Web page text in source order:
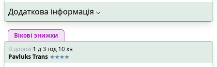
Додаткова інформація
Вікові знижки
В дорозі:1 д3 год 10хв
Pavluks Trans